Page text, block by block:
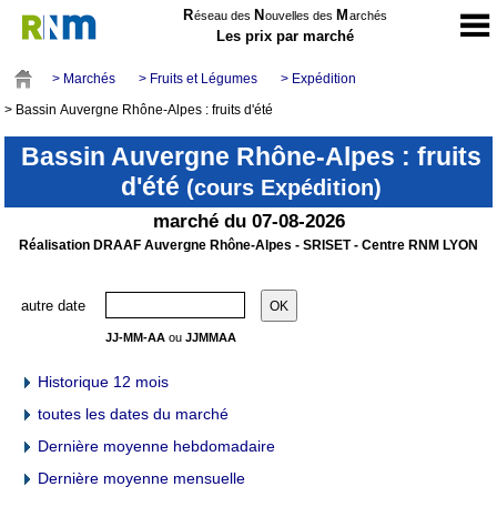
Réseau des N ouvelles des M archés
Les prix par marché
> Marchés > Fruits et Légumes
> Expédition
> Bassin Auvergne Rhône-Alpes : fruits d'été
Bassin Auvergne Rhône-Alpes : fruits
d'été (cours Expédition)
marché du 07-08-2026
Réalisation DRAAF Auvergne Rhône-Alpes - SRISET - Centre RNM LYON
autre date
JJ-MM-AA ou JJMMAA
Historique 12 mois
toutes les dates du marché
Dernière moyenne hebdomadaire
Dernière moyenne mensuelle